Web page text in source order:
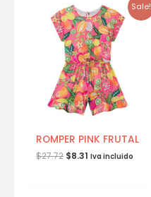
Sale!
ROMPER PINK FRUTAL
$27.72 $8.31 Iva incluido